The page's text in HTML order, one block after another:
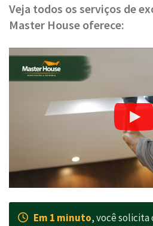
Veja todos os serviços de
Master House oferece:
Em 1 minuto, você solicita